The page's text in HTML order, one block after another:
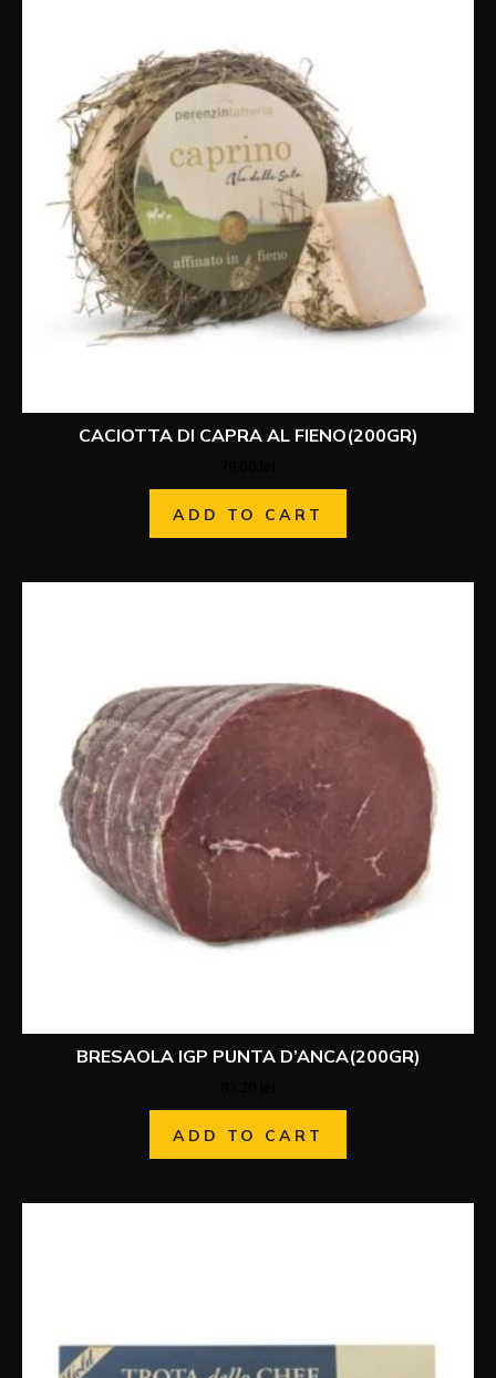
CACIOTTA DI CAPRA AL FIENO(200GR)
ADD TO CART
BRESAOLA IGP PUNTA D’ANCA(200GR)
ADD TO CART